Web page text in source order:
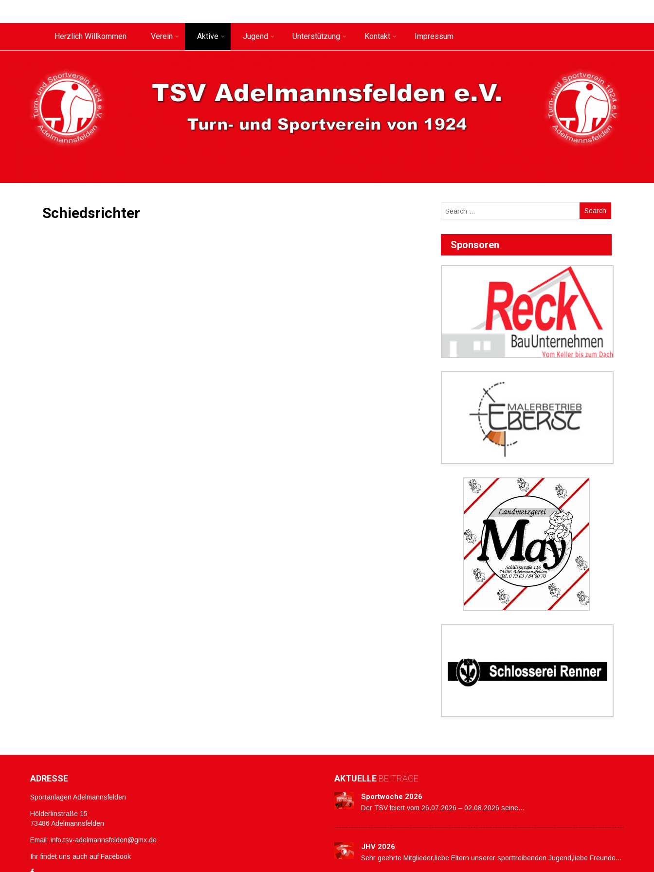
Herzlich Willkommen Verein Aktive Jugend Unterstützung Kontakt Impressum
Schiedsrichter
Sponsoren
ADRESSE
Sportanlagen Adelmannsfelden
Hölderlinstraße 15
73486 Adelmannsfelden
Email: info.tsv-adelmannsfelden@gmx.de
Ihr findet uns auch auf Facebook
AKTUELLE BEITRÄGE
Sportwoche 2026
Der TSV feiert vom 26.07.2026 – 02.08.2026 seine…
JHV 2026
Sehr geehrte Mitglieder,liebe Eltern unserer sporttreibenden Jugend,liebe Freunde…